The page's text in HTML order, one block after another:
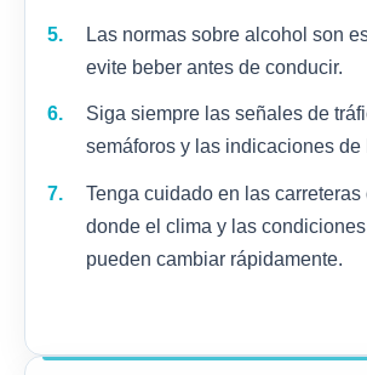
Las normas sobre alcohol son
evite beber antes de conducir.
Siga siempre las señales de
semáforos y las indicaciones de
Tenga cuidado en las carreteras
donde el clima y las
pueden cambiar rápidamente.